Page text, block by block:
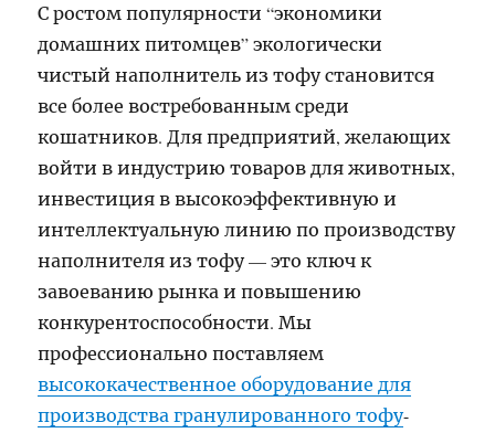
С ростом популярности “экономики
домашних питомцев” экологически
чистый наполнитель из тофу становится
все более востребованным среди
кошатников. Для предприятий, желающих
войти в индустрию товаров для животных,
инвестиция в высокоэффективную и
интеллектуальную линию по производству
наполнителя из тофу — это ключ к
завоеванию рынка и повышению
конкурентоспособности. Мы
профессионально поставляем
высококачественное оборудование для
производства гранулированного тофу-